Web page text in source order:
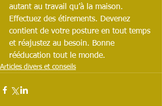
autant au travail qu’à la maison.
Effectuez des étirements. Devenez
contient de votre posture en tout temps
et réajustez au besoin. Bonne
rééducation tout le monde.
Articles divers et conseils